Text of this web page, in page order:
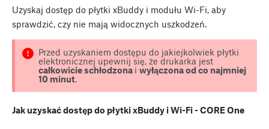
Uzyskaj dostęp do płytki xBuddy i modułu Wi-Fi, aby
sprawdzić, czy nie mają widocznych uszkodzeń.
Przed uzyskaniem dostępu do jakiejkolwiek płytki
elektronicznej upewnij się, że drukarka jest
całkowicie schłodzona i wyłączona od co najmniej
10 minut.
Jak uzyskać dostęp do płytki xBuddy i Wi-Fi - CORE One